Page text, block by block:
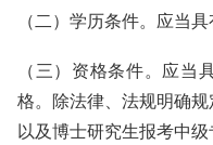
（二）学历条件。应当
（三）资格条件。应当
格。除法律、法规明确规
以及博士研究生报考中